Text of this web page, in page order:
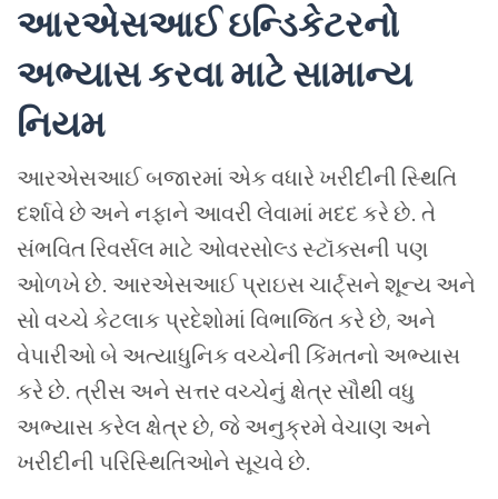
આરએસઆઈઇન્ડિકેટરનો
અભ્યાસકરવામાટેસામાન્ય
નિયમ
આરએસઆઈબજારમાં એકવધારેખરીદીની સ્થિતિ
દર્શાવે છે અને નફાને આવરી લેવામાં મદદકરે છે. તે
સંભવિત રિવર્સલમાટે ઓવરસોલ્ડ સ્ટૉક્સની પણ
ઓળખે છે. આરએસઆઈ પ્રાઇસચાર્ટ્સને શૂન્ય અને
સો વચ્ચે કેટલાક પ્રદેશોમાં વિભાજિતકરે છે, અને
વેપારીઓબે અત્યાધુનિકવચ્ચેની કિંમતનો અભ્યાસ
કરે છે. ત્રીસ અને સત્તરવચ્ચેનું ક્ષેત્ર સૌથી વધુ
અભ્યાસકરેલ ક્ષેત્ર છે, જે અનુક્રમેવેચાણ અને
ખરીદીની પરિસ્થિતિઓને સૂચવે છે.